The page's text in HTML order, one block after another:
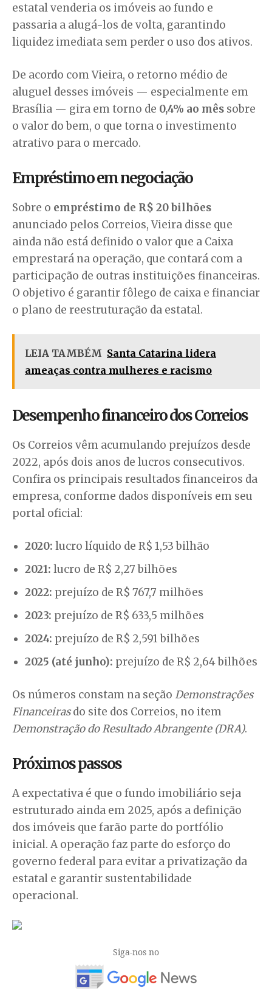
estatal venderia os imóveis ao fundo e
passaria a alugá-los de volta, garantindo
liquidez imediata sem perder o uso dos ativos.
De acordo com Vieira, o retorno médio de
aluguel desses imóveis — especialmente em
Brasília — gira em torno de 0,4% ao mês sobre
o valor do bem, o que torna o investimento
atrativo para o mercado.
Empréstimo em negociação
Sobre o empréstimo de R$ 20 bilhões
anunciado pelos Correios, Vieira disse que
ainda não está definido o valor que a Caixa
emprestará na operação, que contará com a
participação de outras instituições financeiras.
O objetivo é garantir fôlego de caixa e financiar
o plano de reestruturação da estatal.
LEIA TAMBÉM Santa Catarina lidera
ameaças contra mulheres e racismo
Desempenho financeiro dos Correios
Os Correios vêm acumulando prejuízos desde
2022, após dois anos de lucros consecutivos.
Confira os principais resultados financeiros da
empresa, conforme dados disponíveis em seu
portal oficial:
2020: lucro líquido de R$ 1,53 bilhão
2021: lucro de R$ 2,27 bilhões
2022: prejuízo de R$ 767,7 milhões
2023: prejuízo de R$ 633,5 milhões
2024: prejuízo de R$ 2,591 bilhões
2025 (até junho): prejuízo de R$ 2,64 bilhões
Os números constam na seção Demonstrações
Financeirasdo site dos Correios, no item
Demonstração do Resultado Abrangente (DRA).
Próximos passos
A expectativa é que o fundo imobiliário seja
estruturado ainda em 2025, após a definição
dos imóveis que farão parte do portfólio
inicial. A operação faz parte do esforço do
governo federal para evitar a privatização da
estatal e garantir sustentabilidade
operacional.
Siga-nos no